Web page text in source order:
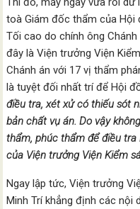
toà Giám đốc thẩm của Hội
Tối cao do chính ông
đây là Viện trưởng Viện
Chánh án với 17 vị thẩm
là tuyệt đối nhất trí để Hội
điều tra, xét xử có thiếu sót
bản chất vụ án. Do vậy
thẩm, phúc thẩm để điều
của Viện trưởng Viện Kiểm
Ngay lập tức, Viện trưởng
Minh Trí khẳng định các nội